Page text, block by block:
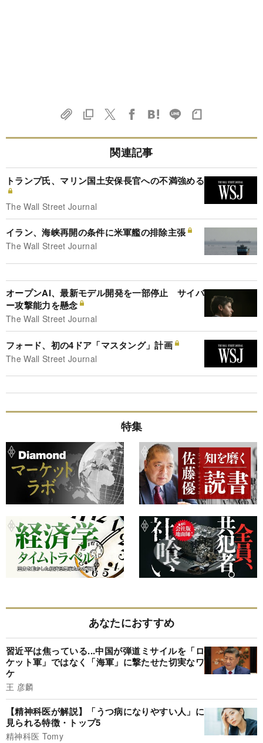
関連記事
トランプ氏、マリン国土安保長官への不満強める
The Wall Street Journal
イラン、海峡再開の条件に米軍艦の排除主張
The Wall Street Journal
オープンAI、最新モデル開発を一部停止 サイバ
ー攻撃能力を懸念
The Wall Street Journal
フォード、初の4ドア「マスタング」計画
The Wall Street Journal
特集
あなたにおすすめ
習近平は焦っている...中国が弾道ミサイルを「ロ
ケット軍」ではなく「海軍」に撃たせた切実なワ
ケ
王 彦麟
【精神科医が解説】「うつ病になりやすい人」に
見られる特徴・トップ5
精神科医 Tomy